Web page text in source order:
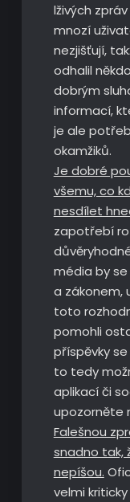
lživých
mnozí
nezjišťují,
odhalil
dobrým
informací,
je ale
okamžiků.
Je dobré
všemu, co
nesdílet
zapotřebí
média by
a zákonem,
toto
pomohli
příspěvky
to tedy
aplikací či
upozorněte
Falešnou
snadno tak,
nepíšou.
velmi